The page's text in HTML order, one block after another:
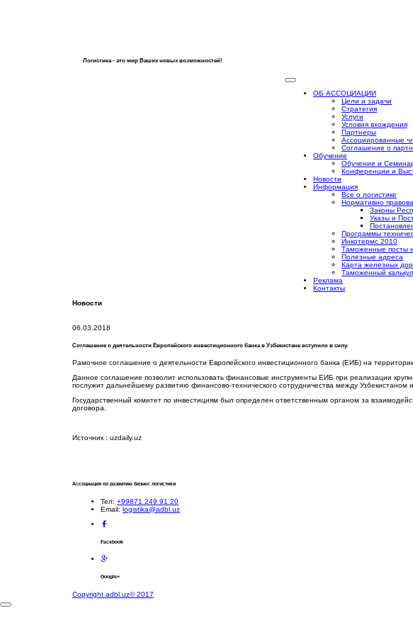
Логистика - это мир Ваших новых возможностей!
ОБ АССОЦИАЦИИ
Цели и задачи
Стратегия
Услуги
Условия вхождения
Партнеры
Ассоциированные
Соглашение о
Обучение
Обучение и
Конференции и
Новости
Информация
Все о логистике
Нормативно
Законы
Указы и
Программы
Инкотермс 2010
Таможенные посты
Полезные адреса
Карта железных
Таможенный
Реклама
Контакты
Новости
06.03.2018
Соглашение о деятельности Европейского инвестиционного банка в Узбекистане вступило в силу.
Рамочное соглашение о деятельности Европейского инвестиционного банка (ЕИБ) на
Данное соглашение позволит использовать финансовые инструменты ЕИБ при реализации
послужит дальнейшему развитию финансово-технического сотрудничества между Узбекистаном
Государственный комитет по инвестициям был определен ответственным органом за
договора.
Источник : uzdaily.uz
Ассоциация по развитию бизнес логистики
Тел: +99871 249 91 20
Email: logistika@adbl.uz
Facebook
Google+
Copyright adbl.uz© 2017